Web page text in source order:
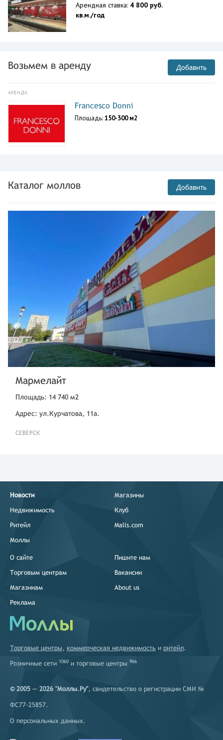
Арендная ставка: 4 800 руб.
кв.м./год
Возьмем в аренду Добавить
АРЕНДА
Francesco Donni
Площадь:150-300 м2
Каталог моллов Добавить
Мармелайт
Площадь: 14 740 м2
Адрес: ул.Курчатова, 11а.
СЕВЕРСК
Новости
Недвижимость
Ритейл
Моллы
Магазины
Клуб
Malls.com
О сайте
Торговым центрам
Магазинам
Реклама
Пишите нам
Вакансии
About us
Торговые центры, коммерческая недвижимость и ритейл.
Розничные сети 1060 и торговые центры 966
© 2005 — 2026 "Моллы.Ру", свидетельство о регистрации СМИ №
ФС77-25857.
О персональных данных.